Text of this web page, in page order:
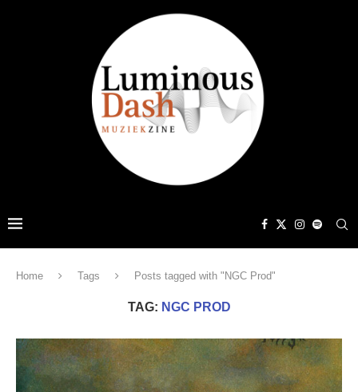
Home Tags Posts tagged with "NGC Prod"
TAG: NGC PROD